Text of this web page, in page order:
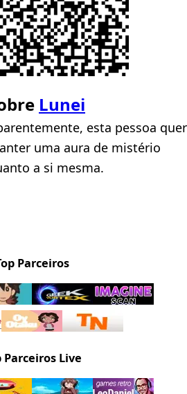
Lunei
esta pessoa quer
uma aura de mistério
a si mesma.
Parceiros
Parceiros Live